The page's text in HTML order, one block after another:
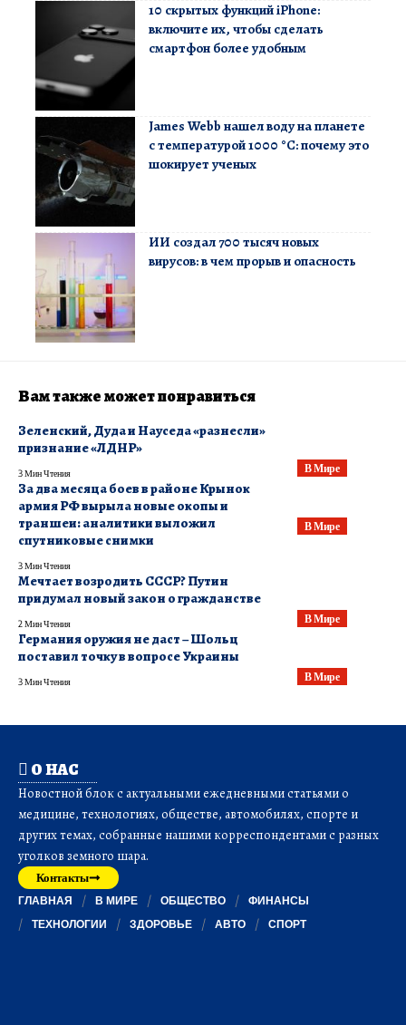
10 скрытых функций iPhone:
включите их, чтобы сделать
смартфон более удобным
James Webb нашел воду на планете
с температурой 1000 °C: почему это
шокирует ученых
ИИ создал 700 тысяч новых
вирусов: в чем прорыв и опасность
Вам также может понравиться
В Мире
Зеленский, Дуда и Науседа «разнесли»
признание «ЛДНР»
3 Мин Чтения
В Мире
​За два месяца боев в районе Крынок
армия РФ вырыла новые окопы и
траншеи: аналитики выложил
спутниковые снимки
3 Мин Чтения
В Мире
Мечтает возродить СССР? Путин
придумал новый закон о гражданстве
2 Мин Чтения
В Мире
Германия оружия не даст – Шольц
поставил точку в вопросе Украины
3 Мин Чтения
О НАС
Новостной блок с актуальными ежедневными статьями о
медицине, технологиях, обществе, автомобилях, спорте и
других темах, собранные нашими корреспондентами с разных
уголков земного шара.
Контакты
ГЛАВНАЯ В МИРЕ ОБЩЕСТВО
ФИНАНСЫ
ТЕХНОЛОГИИ
ЗДОРОВЬЕ АВТО СПОРТ